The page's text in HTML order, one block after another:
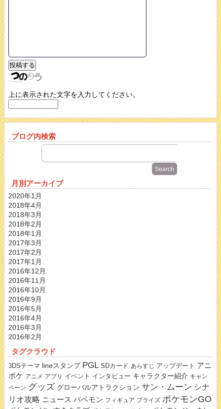
上に表示された文字を入力してください。
ブログ内検索
月別アーカイブ
2020年1月
2018年4月
2018年3月
2018年2月
2018年1月
2017年3月
2017年2月
2017年1月
2016年12月
2016年11月
2016年10月
2016年9月
2016年5月
2016年4月
2016年3月
2016年2月
タグクラウド
3DSテーマ lineスタンプ PGL SDカード あらすじ アップデート アニ
ポケ アニメ アプリ イベント インタビュー キャラクター紹介 キャン
ペーン グッズ グローバルアトラクション サン・ムーン シナ
リオ攻略 ニュース パペモン フィギュア プライズ ポケモンGO